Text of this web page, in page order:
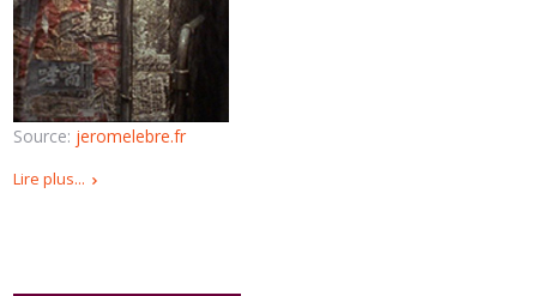
Source: jeromelebre.fr
Lire plus...